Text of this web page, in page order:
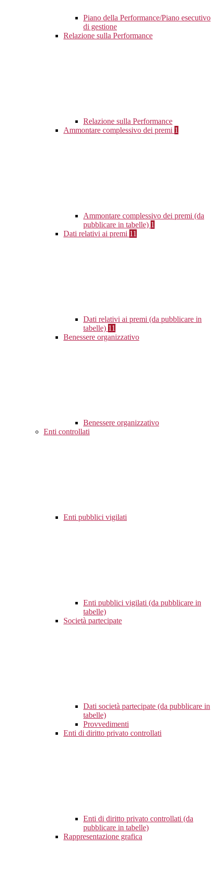
Piano della Performance/Piano esecutivo
di gestione
Relazione sulla Performance
Relazione sulla Performance
Ammontare complessivo dei premi 1
Ammontare complessivo dei premi (da
pubblicare in tabelle) 1
Dati relativi ai premi 11
Dati relativi ai premi (da pubblicare in
tabelle) 11
Benessere organizzativo
Benessere organizzativo
Enti controllati
Enti pubblici vigilati
Enti pubblici vigilati (da pubblicare in
tabelle)
Società partecipate
Dati società partecipate (da pubblicare in
tabelle)
Provvedimenti
Enti di diritto privato controllati
Enti di diritto privato controllati (da
pubblicare in tabelle)
Rappresentazione grafica